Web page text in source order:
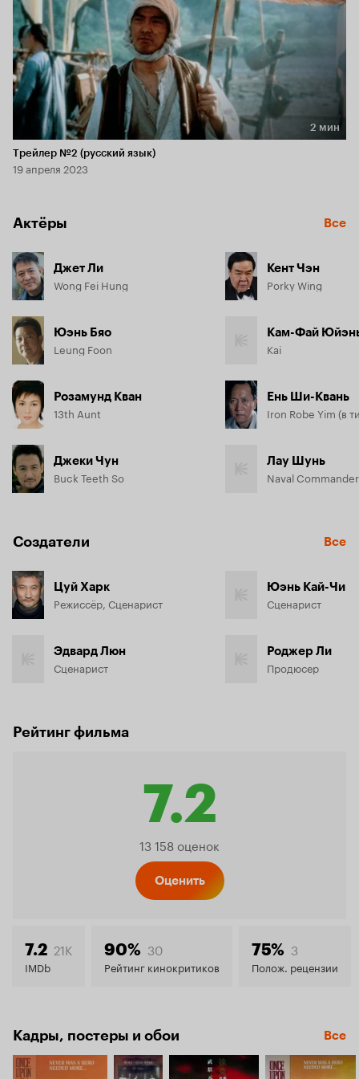
Длительность 2 мин
2 мин
Трейлер №2 (русский язык)
19 апреля 2023
Актёры Все
Джет Ли
Wong Fei Hung
Юэнь Бяо
Leung Foon
Розамунд Кван
13th Aunt
Джеки Чун
Buck Teeth So
Кент Чэн
Porky Wing
Кам-Фай
Kai
Ень Ши-Квань
Лау Шунь
Naval
Создатели Все
Цуй Харк
Режиссёр, Сценарист
Эдвард Люн
Сценарист
Юэнь Кай-Чи
Сценарист
Роджер Ли
Продюсер
Рейтинг фильма
7.2
Рейтинг
7.2
13 158 оценок
Оценить
7.2 21K
IMDb
90% 30
Рейтинг кинокритиков
75% 3
Полож. рецензии
Кадры, постеры и обои Все